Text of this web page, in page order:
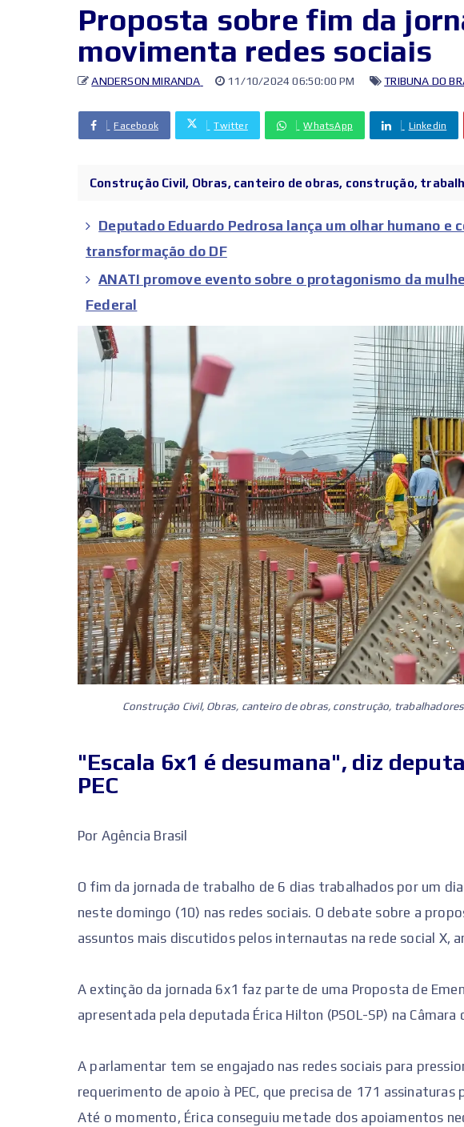
Proposta sobre fim da
movimenta redes sociais
ANDERSON MIRANDA 11/10/2024 06:50:00 PM TRIBUNA DO
Facebook Twitter WhatsApp Linkedin
Construção Civil, Obras, canteiro de obras, construção,
Deputado Eduardo Pedrosa lança um olhar humano e
transformação do DF
ANATI promove evento sobre o protagonismo da
Federal
Construção Civil, Obras, canteiro de obras, construção,
"Escala 6x1 é desumana", diz
PEC
Por Agência Brasil
O fim da jornada de trabalho de 6 dias trabalhados por um
neste domingo (10) nas redes sociais. O debate sobre a
assuntos mais discutidos pelos internautas na rede social X,
A extinção da jornada 6x1 faz parte de uma Proposta de
apresentada pela deputada Érica Hilton (PSOL-SP) na Câmara
A parlamentar tem se engajado nas redes sociais para
requerimento de apoio à PEC, que precisa de 171
Até o momento, Érica conseguiu metade dos apoiamentos